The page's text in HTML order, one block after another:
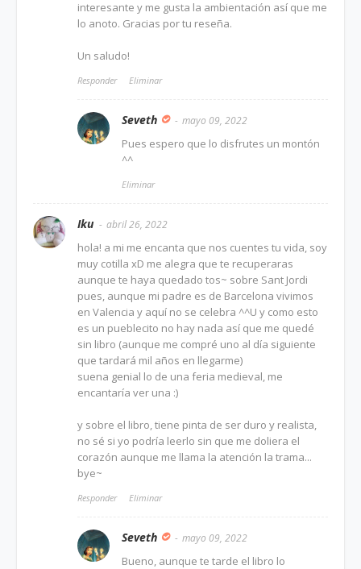
interesante y me gusta la ambientación así que me
lo anoto. Gracias por tu reseña.
Un saludo!
Responder Eliminar
Seveth mayo 09, 2022
Pues espero que lo disfrutes un montón
^^
Eliminar
Iku abril 26, 2022
hola! a mi me encanta que nos cuentes tu vida, soy
muy cotilla xD me alegra que te recuperaras
aunque te haya quedado tos~ sobre Sant Jordi
pues, aunque mi padre es de Barcelona vivimos
en Valencia y aquí no se celebra ^^U y como esto
es un pueblecito no hay nada así que me quedé
sin libro (aunque me compré uno al día siguiente
que tardará mil años en llegarme)
suena genial lo de una feria medieval, me
encantaría ver una :)
y sobre el libro, tiene pinta de ser duro y realista,
no sé si yo podría leerlo sin que me doliera el
corazón aunque me llama la atención la trama...
bye~
Responder Eliminar
Seveth mayo 09, 2022
Bueno, aunque te tarde el libro lo